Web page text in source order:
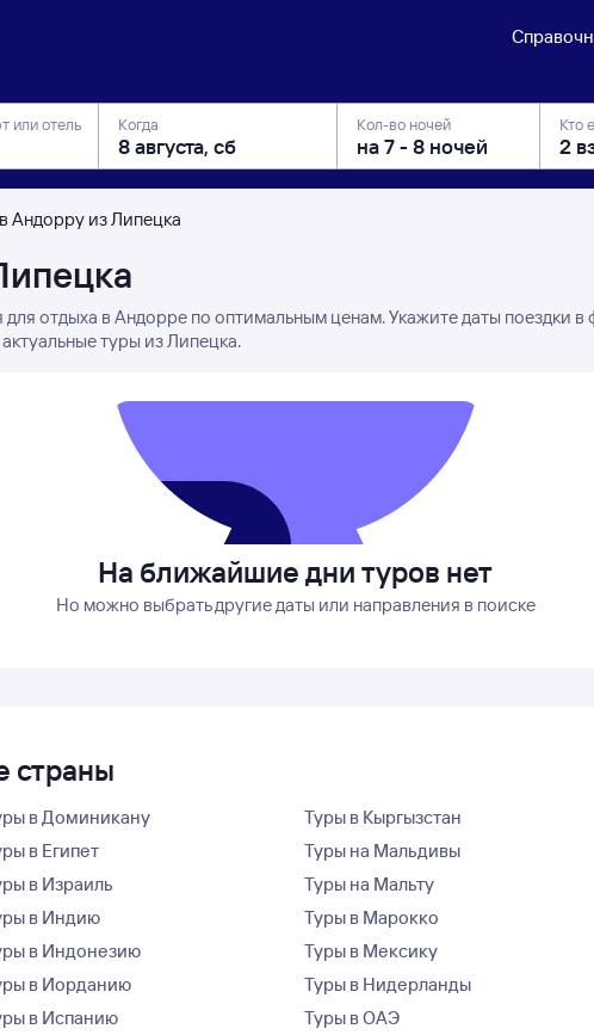
или отель Когда Кол-во ночей Кто
Андорру из Липецка
отдыха в Андорре по оптимальным ценам. Укажите даты поездки в
туры из Липецка.
На ближайшие дни туров нет
Но можно выбрать другие даты или направления в поиске
страны
в Доминикану
в Египет
в Израиль
в Индию
в Индонезию
в Иорданию
в Испанию
Туры в Кыргызстан
Туры на Мальдивы
Туры на Мальту
Туры в Марокко
Туры в Мексику
Туры в Нидерланды
Туры в ОАЭ